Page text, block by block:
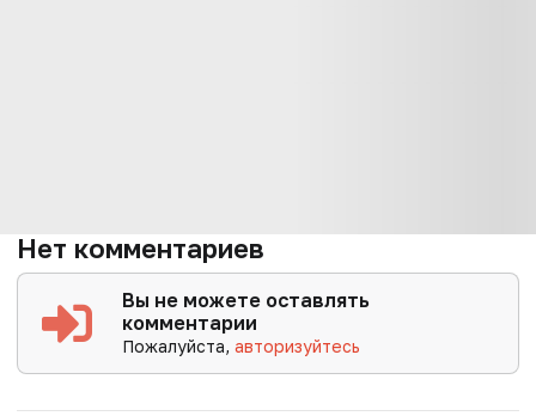
Нет комментариев
Вы не можете оставлять
комментарии
Пожалуйста,авторизуйтесь